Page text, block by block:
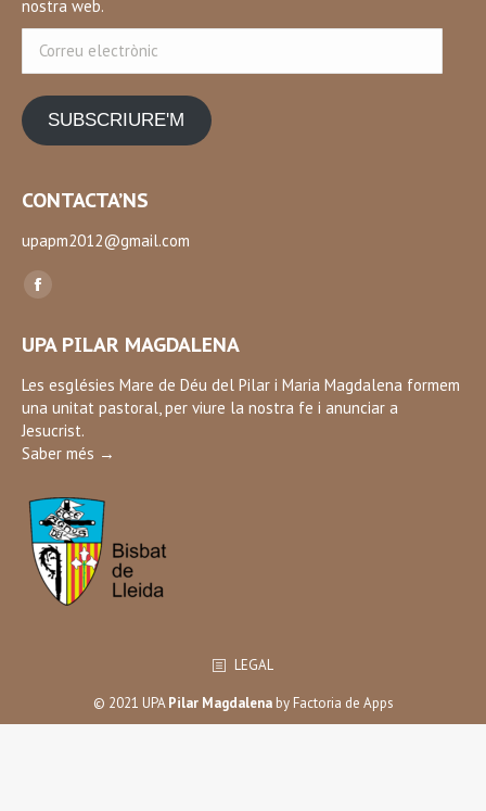
nostra web.
electrònic
SUBSCRIURE'M
CONTACTA’NS
upapm2012@gmail.com
Find us on:
Facebook
opens
in
new
window
UPA PILAR MAGDALENA
Les esglésies Mare de Déu del Pilar i Maria Magdalena formem
una unitat pastoral, per viure la nostra fe i anunciar a
Jesucrist.
Saber més →
LEGAL
© 2021 UPAPilar Magdalenaby Factoria de Apps